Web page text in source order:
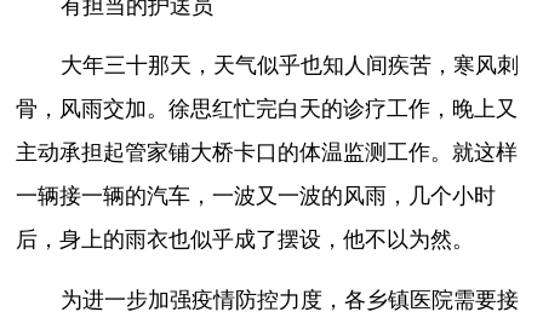
有担当的护送员
大年三十那天，天气似乎也知人间疾苦，寒风刺
骨，风雨交加。徐思红忙完白天的诊疗工作，晚上又
主动承担起管家铺大桥卡口的体温监测工作。就这样
一辆接一辆的汽车，一波又一波的风雨，几个小时
后，身上的雨衣也似乎成了摆设，他不以为然。
为进一步加强疫情防控力度，各乡镇医院需要接